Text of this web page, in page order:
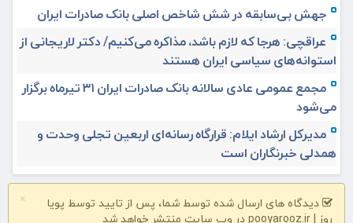
جهش بی‌سابقه در شش شاخص اصلی بانک صادرات ایران
عراقچی: هرجا که لازم باشد، مذاکره می‌کنیم/ دکتر لاریجانی از
استوانه‌های سیاسی ایران هستند
مجمع عمومی عادی سالانه بانک صادرات ایران ۳۱ تیرماه برگزار
می‌شود
مدیرکل ارشاد ایلام: قرارگاه رسانه‌ای اربعین تجلی وحدت و
همدلی خبرنگاران است
×
دیدگاه های ارسال شده توسط شما، پس از تایید توسط پویا
روز | pooyarooz.ir در وب سایت منتشر خواهد شد